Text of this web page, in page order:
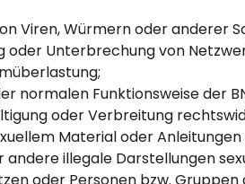
Viren, Würmern oder anderer
oder Unterbrechung von
normalen Funktionsweise der
oder Verbreitung
Material oder
illegale Darstellungen